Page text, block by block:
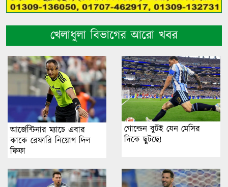
খেলাধুলা বিভাগের আরো খবর
আর্জেন্টিনার ম্যাচে এবার
কাকে রেফারি নিয়োগ দিল
ফিফা
গোল্ডেন বুটই যেন মেসির
দিকে ছুটছে!